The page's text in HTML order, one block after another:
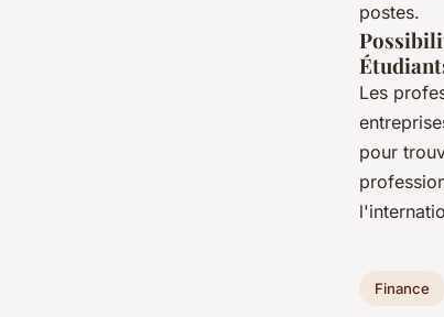
postes.
Les
pour
Finance